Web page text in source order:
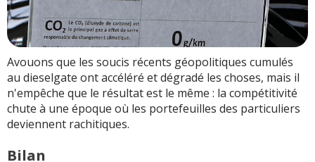
Avouons que les soucis récents géopolitiques cumulés
au dieselgate ont accéléré et dégradé les choses, mais il
n'empêche que le résultat est le même : la compétitivité
chute à une époque où les portefeuilles des particuliers
deviennent rachitiques.
Bilan